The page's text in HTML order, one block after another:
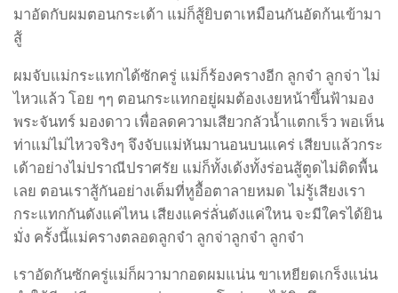
มาอัดกับผมตอนกระเด้า แม่ก็สู้ยิบตาเหมือนกันอัดก้นเข้ามา
สู้
ผมจับแม่กระแทกได้ซักครู่ แม่ก็ร้องครางอีก ลูกจ๋า ลูกจ่า ไม่
ไหวแล้ว โอย ๆๆ ตอนกระแทกอยู่ผมต้องเงยหน้าขึ้นฟ้ามอง
พระจันทร์ มองดาว เพื่อลดความเสียวกลัวน้ำแตกเร็ว พอเห็น
ท่าแม่ไม่ไหวจริงๆ จึงจับแม่หันมานอนบนแคร่ เสียบแล้วกระ
เด้าอย่างไม่ปราณีปราศรัย แม่ก็ทั้งเด้งทั้งร่อนสู้ตูดไม่ติดพื้น
เลย ตอนเราสู้กันอย่างเต็มที่หูอื้อตาลายหมด ไม่รู้เสียงเรา
กระแทกกันดังแค่ไหน เสียงแคร่ลั่นดังแค่ใหน จะมีใครได้ยิน
มั่ง ครั้งนี้แม่ครางตลอดลูกจ๋า ลูกจ่าลูกจ๋า ลูกจ๋า
เราอัดกันซักครู่แม่ก็ผวามากอดผมแน่น ขาเหยียดเกร็งแน่น